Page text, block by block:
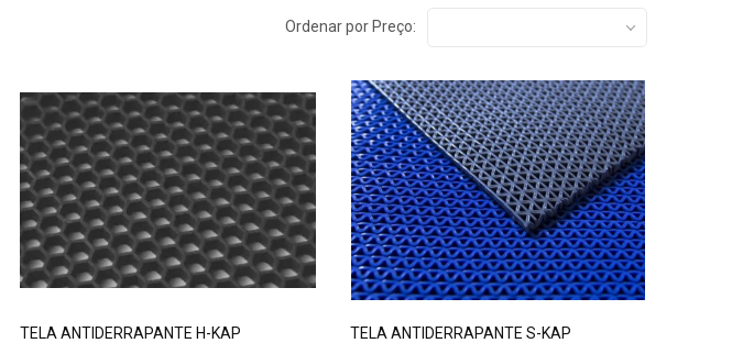
Ordenar por Preço:
TELA ANTIDERRAPANTE H-KAP TELA ANTIDERRAPANTE S-KAP